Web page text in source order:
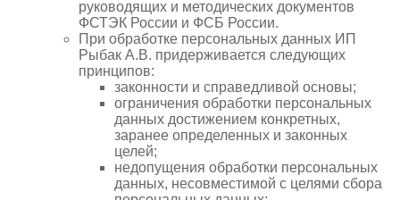
руководящих и методических документов
ФСТЭК России и ФСБ России.
При обработке персональных данных ИП
Рыбак А.В. придерживается следующих
принципов:
законности и справедливой основы;
ограничения обработки персональных
данных достижением конкретных,
заранее определенных и законных
целей;
недопущения обработки персональных
данных, несовместимой с целями сбора